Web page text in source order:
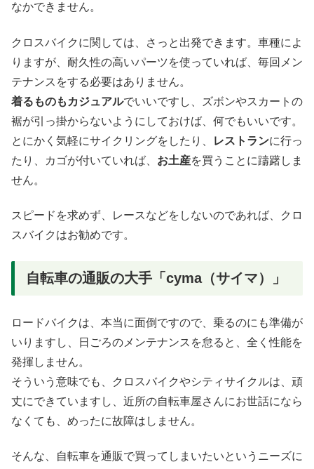
なかできません。
クロスバイクに関しては、さっと出発できます。車種によ
りますが、耐久性の高いパーツを使っていれば、毎回メン
テナンスをする必要はありません。
着るものもカジュアルでいいですし、ズボンやスカートの
裾が引っ掛からないようにしておけば、何でもいいです。
とにかく気軽にサイクリングをしたり、
レストランに行っ
たり、カゴが付いていれば、 お土産を買うことに躊躇しま
せん。
スピードを求めず、レースなどをしないのであれば、クロ
スバイクはお勧めです。
自転車の通販の大手「cyma（サイマ）」
ロードバイクは、本当に面倒ですので、乗るのにも準備が
いりますし、日ごろのメンテナンスを怠ると、全く性能を
発揮しません。
そういう意味でも、クロスバイクやシティサイクルは、頑
丈にできていますし、近所の自転車屋さんにお世話になら
なくても、めったに故障はしません。
そんな、自転車を通販で買ってしまいたいというニーズに